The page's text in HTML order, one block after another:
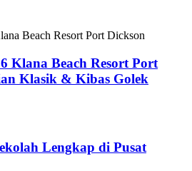
Klana Beach Resort Port
Klasik & Kibas Golek
Lengkap di Pusat